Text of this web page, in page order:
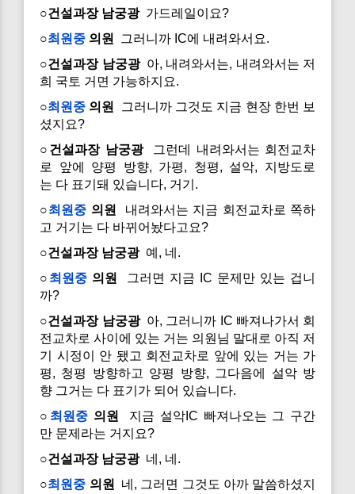
○건설과장 남궁광가드레일이요?
○최원중 의원
그러니까 IC에 내려와서요.
○건설과장 남궁광아, 내려와서는, 내려와서는 저
희 국토 거면 가능하지요.
○최원중 의원
그러니까 그것도 지금 현장 한번 보
셨지요?
○건설과장 남궁광그런데 내려와서는 회전교차
로 앞에 양평 방향, 가평, 청평, 설악, 지방도로
는 다 표기돼 있습니다, 거기.
○최원중 의원
내려와서는 지금 회전교차로 쪽하
고 거기는 다 바뀌어놨다고요?
○건설과장 남궁광예, 네.
○ 최원중 의원
그러면 지금 IC 문제만 있는 겁니
까?
○건설과장 남궁광아, 그러니까 IC 빠져나가서 회
전교차로 사이에 있는 거는 의원님 말대로 아직 저
기 시정이 안 됐고 회전교차로 앞에 있는 거는 가
평, 청평 방향하고 양평 방향, 그다음에 설악 방
향 그거는 다 표기가 되어 있습니다.
○ 최원중의원
지금 설악IC 빠져나오는 그 구간
만 문제라는 거지요?
○건설과장 남궁광네, 네.
○최원중 의원
네, 그러면 그것도 아까 말씀하셨지